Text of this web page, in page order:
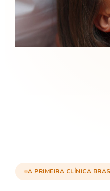
A PRIMEIRA CLÍNICA